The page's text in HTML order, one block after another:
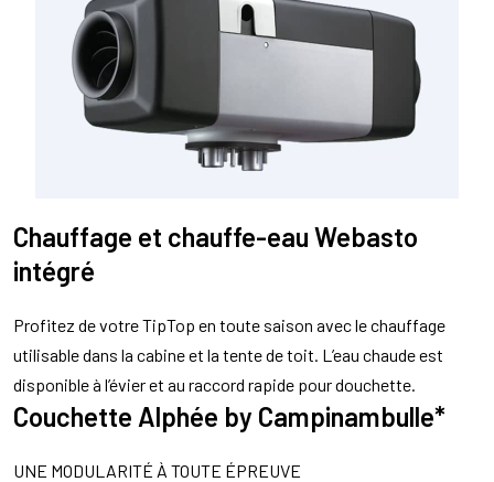
Chauffage et chauffe-eau Webasto
intégré
Profitez de votre TipTop en toute saison avec le chauffage
utilisable dans la cabine et la tente de toit. L’eau chaude est
disponible à l’évier et au raccord rapide pour douchette.
Couchette Alphée by Campinambulle*
UNE MODULARITÉ À TOUTE ÉPREUVE